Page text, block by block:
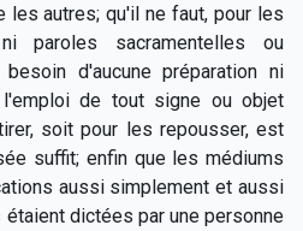
autres; qu'il ne faut, pour les
paroles sacramentelles ou
d'aucune préparation ni
de tout signe ou objet
soit pour les repousser, est
suffit; enfin que les médiums
aussi simplement et aussi
dictées par une personne